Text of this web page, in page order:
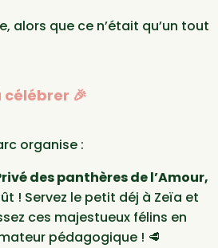
alors que ce n’était qu’un tout
🎉
organise :
des panthères de l’Amour,
! Servez le petit déj à Zeïa et
ces majestueux félins en
pédagogique ! 🥩